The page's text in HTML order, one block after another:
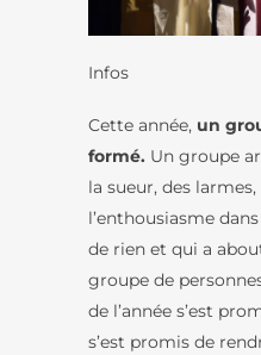
Infos
Cette année, un
formé. Un groupe
la sueur, des
l’enthousiasme
de rien et qui a
groupe de
de l’année s’est
s’est promis de